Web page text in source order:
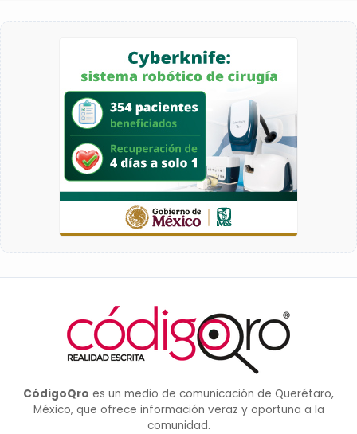
CódigoQro es un medio de comunicación de Querétaro,
México, que ofrece información veraz y oportuna a la
comunidad.